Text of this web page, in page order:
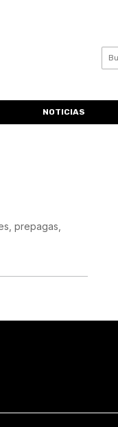
NOTICIAS
prepagas,